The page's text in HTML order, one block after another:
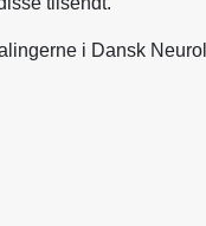
i Dansk